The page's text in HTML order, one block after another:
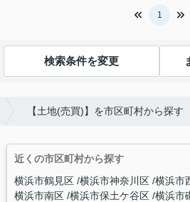
1
検索条件を変更
【土地(売買)】を市区町村から探す
近くの市区町村から探す
横浜市鶴見区 横浜市神奈川区 横浜市
横浜市南区 横浜市保土ケ谷区 横浜市